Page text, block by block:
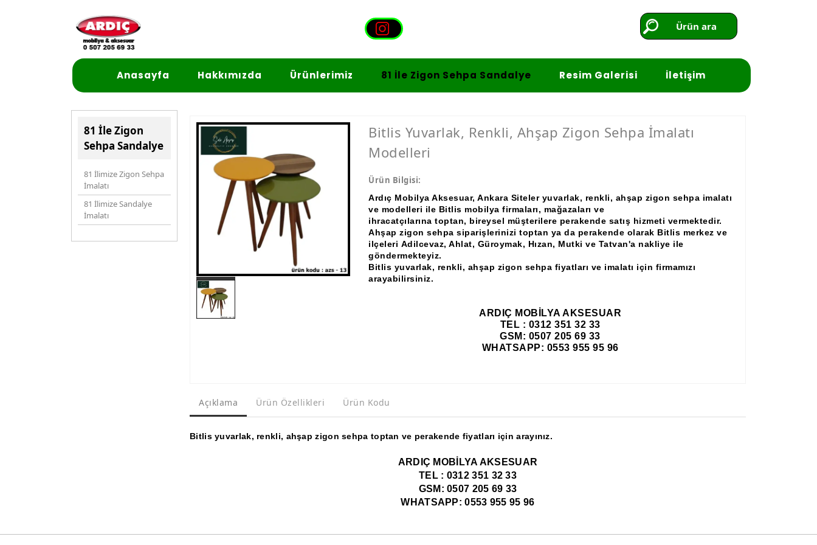
81 İle Zigon
Sehpa Sandalye
81 İlimize Zigon Sehpa
İmalatı
81 İlimize Sandalye
İmalatı
Bitlis Yuvarlak, Renkli, Ahşap Zigon Sehpa İmalatı
Modelleri
Ürün Bilgisi:
Ardıç Mobilya Aksesuar, Ankara Siteler yuvarlak, renkli, ahşap zigon sehpa imalatı
ve modelleri ile Bitlis mobilya firmaları, mağazaları ve
ihracatçılarına toptan, bireysel müşterilere perakende satış hizmeti vermektedir.
Ahşap zigon sehpa siparişlerinizi toptan ya da perakende olarak Bitlis merkez ve
ilçeleri Adilcevaz, Ahlat, Güroymak, Hızan, Mutki ve Tatvan'a nakliye ile
göndermekteyiz.
Bitlis yuvarlak, renkli, ahşap zigon sehpa fiyatları ve imalatı için firmamızı
arayabilirsiniz.
ARDIÇ MOBİLYA AKSESUAR
TEL : 0312 351 32 33
GSM: 0507 205 69 33
WHATSAPP: 0553 955 95 96
Açıklama Ürün Özellikleri Ürün Kodu
Bitlis yuvarlak, renkli, ahşap zigon sehpa toptan ve perakende fiyatları için arayınız.
ARDIÇ MOBİLYA AKSESUAR
TEL : 0312 351 32 33
GSM: 0507 205 69 33
WHATSAPP: 0553 955 95 96
Ürün ara
Anasayfa Hakkımızda Ürünlerimiz 81 İle Zigon Sehpa Sandalye Resim Galerisi İletişim